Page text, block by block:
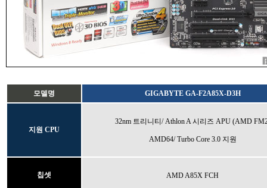
모델명 GIGABYTE GA-F2A85X-D3H
지원 CPU
32nm 트리니티/ Athlon A 시리즈 APU (AMD
AMD64/ Turbo Core 3.0 지원
칩셋 AMD A85X FCH